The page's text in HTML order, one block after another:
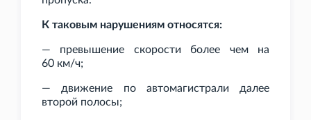
К таковым нарушениям относятся:
— превышение скорости более чем на
60 км/ч;
— движение по автомагистрали далее
второй полосы;